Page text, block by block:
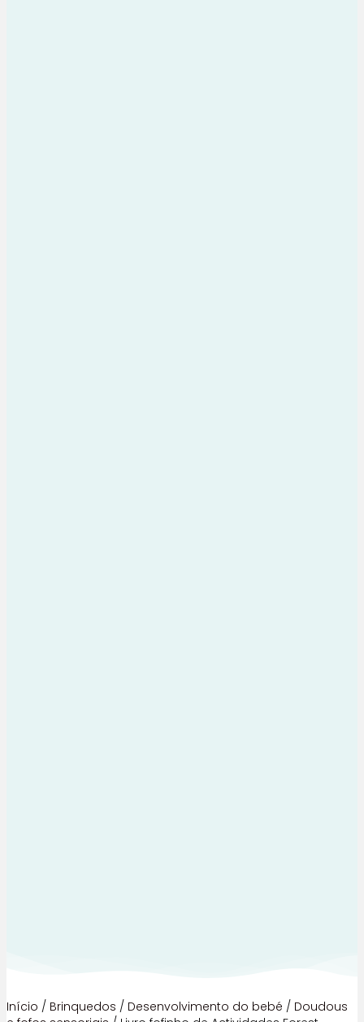
Início / Brinquedos / Desenvolvimento do bebé / Doudous